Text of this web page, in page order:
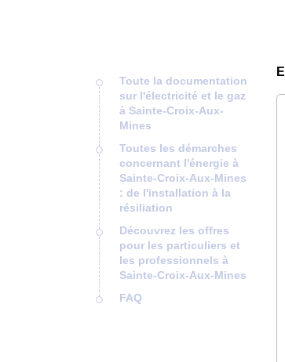
Toute la documentation
sur l'électricité et le gaz
à Sainte-Croix-Aux-
Mines
Toutes les démarches
concernant l'énergie à
Sainte-Croix-Aux-Mines
: de l'installation à la
résiliation
Découvrez les offres
pour les particuliers et
les professionnels à
Sainte-Croix-Aux-Mines
FAQ